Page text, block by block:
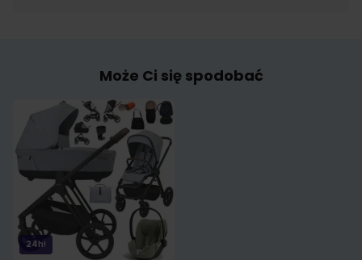
Może Ci się spodobać
24h!